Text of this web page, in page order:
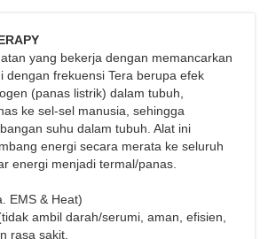
yang bekerja dengan memancarkan
dengan frekuensi Tera berupa efek
(panas listrik) dalam tubuh,
ke sel-sel manusia, sehingga
suhu dalam tubuh. Alat ini
energi secara merata ke seluruh
energi menjadi termal/panas.
EMS & Heat)
ambil darah/serumi, aman, efisien,
rasa sakit.